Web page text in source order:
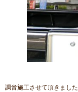
調音施工させて頂きました